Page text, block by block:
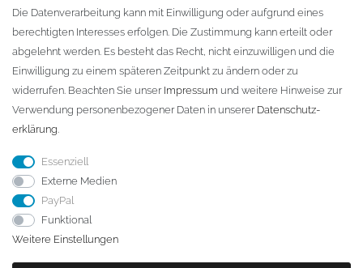
D-01796 Pirna
Telefon:+49 (0)3501 507295
info@dach-teufel.de
Die Datenverarbeitung kann mit Einwilligung oder aufgrund eines
berechtigten Interesses erfolgen. Die Zustimmung kann erteilt oder
abgelehnt werden. Es besteht das Recht, nicht einzuwilligen und die
Einwilligung zu einem späteren Zeitpunkt zu ändern oder zu
widerrufen. Beachten Sie unser Impressum und weitere Hinweise zur
Verwendung personenbezogener Daten in unserer Daten­schutz­
erklärung.
Essenziell
Externe Medien
PayPal
Funktional
Weitere Einstellungen